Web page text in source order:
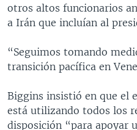
otros altos funcionarios
a Irán que incluían al
“Seguimos tomando
transición pacífica en
Biggins insistió en que el
está utilizando todos los
disposición “para apoyar